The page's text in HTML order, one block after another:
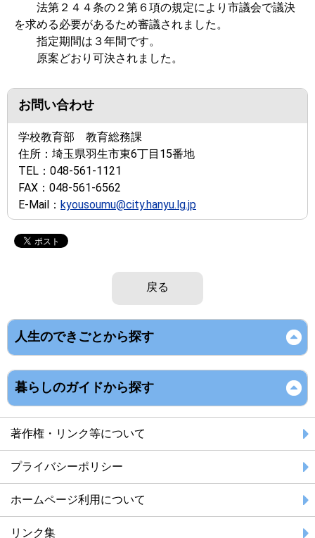
法第２４４条の２第６項の規定により市議会で議決
を求める必要があるため審議されました。
指定期間は３年間です。
原案どおり可決されました。
お問い合わせ
学校教育部 教育総務課
住所： 埼玉県羽生市東6丁目15番地
TEL： 048-561-1121
FAX： 048-561-6562
E-Mail： kyousoumu@city.hanyu.lg.jp
戻る
人生のできごとから探す
暮らしのガイドから探す
著作権・リンク等について
プライバシーポリシー
ホームページ利用について
リンク集